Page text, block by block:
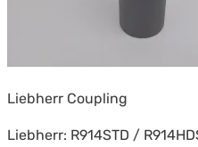
Liebherr Coupling
Liebherr: R914STD /